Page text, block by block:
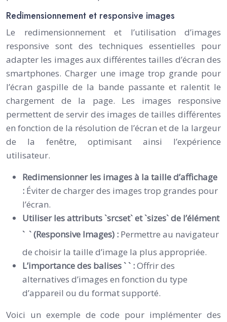
Redimensionnement et responsive images
Le redimensionnement et l’utilisation d’images
responsive sont des techniques essentielles pour
adapter les images aux différentes tailles d’écran des
smartphones. Charger une image trop grande pour
l’écran gaspille de la bande passante et ralentit le
chargement de la page. Les images responsive
permettent de servir des images de tailles différentes
en fonction de la résolution de l’écran et de la largeur
de la fenêtre, optimisant ainsi l’expérience
utilisateur.
Redimensionner les images à la taille d’affichage
: Éviter de charger des images trop grandes pour
l’écran.
Utiliser les attributs `srcset` et `sizes` de l’élément
` ` (Responsive Images) : Permettre au navigateur
de choisir la taille d’image la plus appropriée.
L’importance des balises ` ` :Offrir des
alternatives d’images en fonction du type
d’appareil ou du format supporté.
Voici un exemple de code pour implémenter des